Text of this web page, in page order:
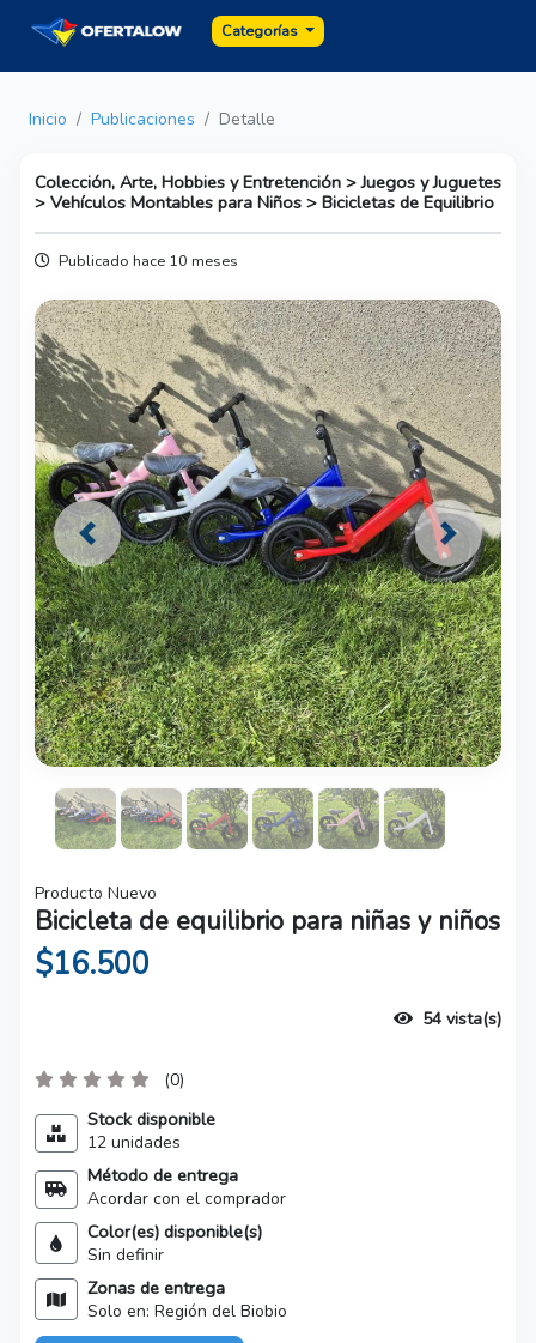
Categorías
Inicio Publicaciones Detalle
Colección, Arte, Hobbies y Entretención > Juegos y Juguetes
> Vehículos Montables para Niños > Bicicletas de Equilibrio
Publicado hace 10 meses
Previous Next
Producto Nuevo
Bicicleta de equilibrio para niñas y niños
$16.500
54 vista(s)
(0)
Stock disponible
12 unidades
Método de entrega
Acordar con el comprador
Color(es) disponible(s)
Sin definir
Zonas de entrega
Solo en: Región del Biobio